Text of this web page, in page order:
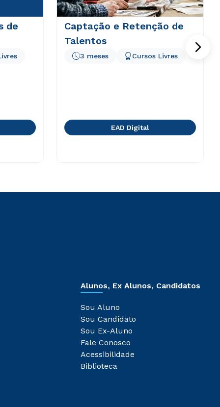
de
Captação e Retenção de
Talentos
3 meses Cursos Livres
EAD Digital
Alunos, Ex Alunos, Candidatos
Sou Aluno
Sou Candidato
Sou Ex-Aluno
Fale Conosco
Acessibilidade
Biblioteca